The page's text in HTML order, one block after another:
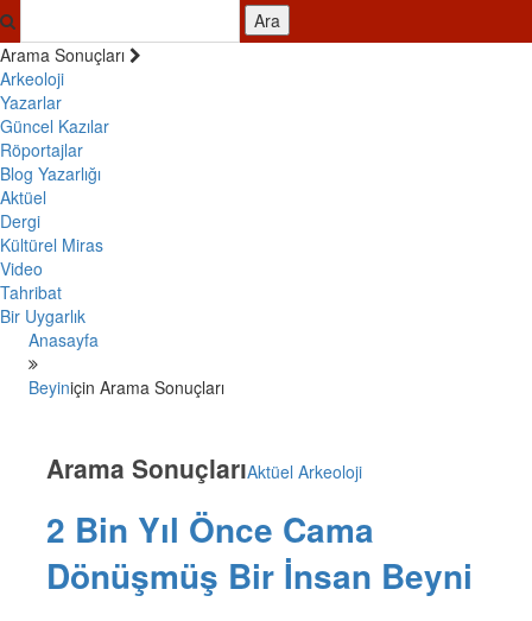
Ara
Arama Sonuçları
Arkeoloji
Yazarlar
Güncel Kazılar
Röportajlar
Blog Yazarlığı
Aktüel
Dergi
Kültürel Miras
Video
Tahribat
Bir Uygarlık
Anasayfa
Beyiniçin Arama Sonuçları
Arama SonuçlarıAktüel Arkeoloji
2 Bin Yıl Önce Cama
Dönüşmüş Bir İnsan Beyni